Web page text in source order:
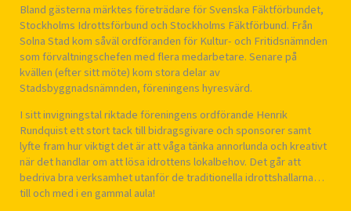
Bland gästerna märktes företrädare för Svenska Fäktförbundet,
Stockholms Idrottsförbund och Stockholms Fäktförbund. Från
Solna Stad kom såväl ordföranden för Kultur- och Fritidsnämnden
som förvaltningschefen med flera medarbetare. Senare på
kvällen (efter sitt möte) kom stora delar av
Stadsbyggnadsnämnden, föreningens hyresvärd.
I sitt invigningstal riktade föreningens ordförande Henrik
Rundquist ett stort tack till bidragsgivare och sponsorer samt
lyfte fram hur viktigt det är att våga tänka annorlunda och kreativt
när det handlar om att lösa idrottens lokalbehov. Det går att
bedriva bra verksamhet utanför de traditionella idrottshallarna…
till och med i en gammal aula!